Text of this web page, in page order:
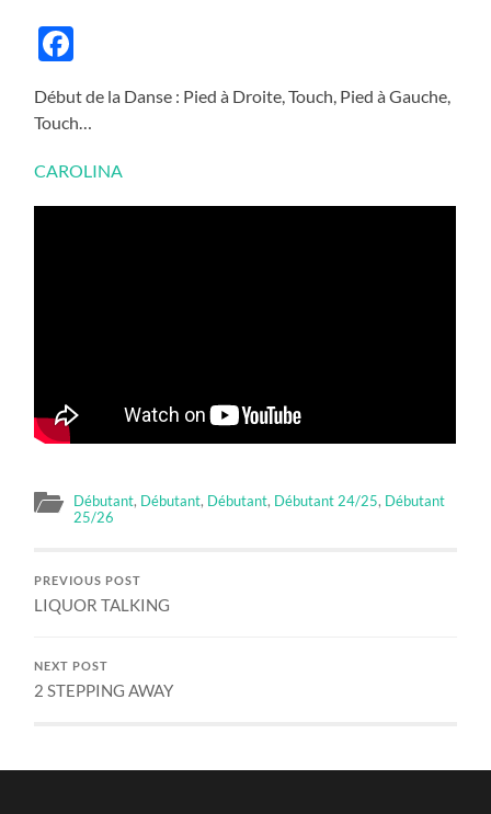
Début de la Danse : Pied à Droite, Touch, Pied à Gauche,
Touch…
CAROLINA
Débutant, Débutant, Débutant, Débutant 24/25, Débutant
25/26
PREVIOUS POST
LIQUOR TALKING
NEXT POST
2 STEPPING AWAY